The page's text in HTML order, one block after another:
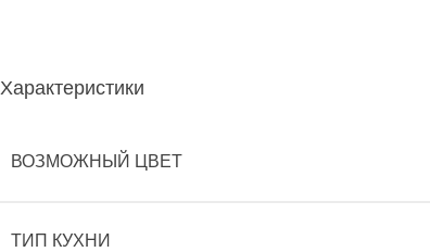
Характеристики
ВОЗМОЖНЫЙ ЦВЕТ
ТИП КУХНИ